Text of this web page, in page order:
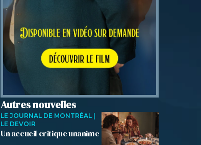
Autres nouvelles
LE JOURNAL DE MONTRÉAL |
LE DEVOIR
Un accueil critique unanime